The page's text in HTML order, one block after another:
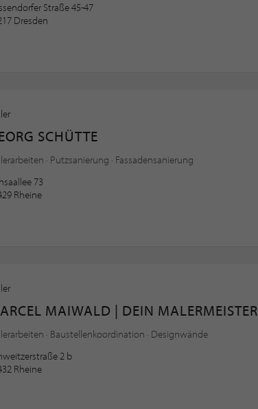
Straße 45-47
Dresden
SCHÜTTE
· Putzsanierung · Fassadensanierung
73
Rheine
MAIWALD | DEIN MALERMEISTER
· Baustellenkoordination · Designwände
2 b
Rheine